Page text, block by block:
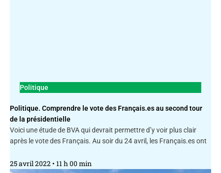
Politique
Politique. Comprendre le vote des Français.es au second tour
de la présidentielle
Voici une étude de BVA qui devrait permettre d’y voir plus clair
après le vote des Français. Au soir du 24 avril, les Français.es ont
25 avril 2022 11 h 00 min